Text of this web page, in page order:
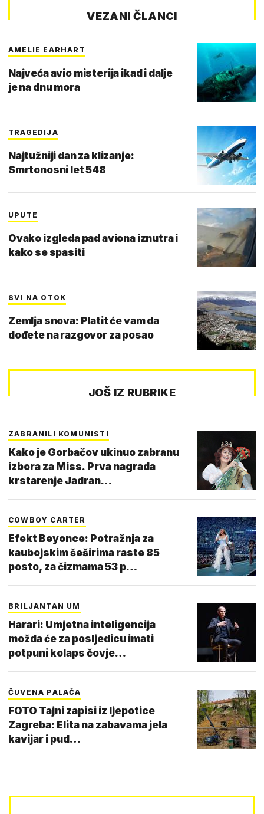
VEZANI ČLANCI
AMELIE EARHART
Najveća avio misterija ikad i dalje
je na dnu mora
TRAGEDIJA
Najtužniji dan za klizanje:
Smrtonosni let 548
UPUTE
Ovako izgleda pad aviona iznutra i
kako se spasiti
SVI NA OTOK
Zemlja snova: Platit će vam da
dođete na razgovor za posao
JOŠ IZ RUBRIKE
ZABRANILI KOMUNISTI
Kako je Gorbačov ukinuo zabranu
izbora za Miss. Prva nagrada
krstarenje Jadran…
COWBOY CARTER
Efekt Beyonce: Potražnja za
kaubojskim šeširima raste 85
posto, za čizmama 53 p…
BRILJANTAN UM
Harari: Umjetna inteligencija
možda će za posljedicu imati
potpuni kolaps čovje…
ČUVENA PALAČA
FOTO Tajni zapisi iz ljepotice
Zagreba: Elita na zabavama jela
kavijar i pud…